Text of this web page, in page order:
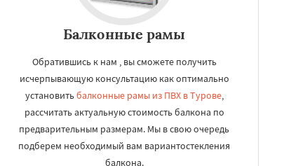
Балконные рамы
Обратившись к нам , вы сможете получить
исчерпывающую консультацию как оптимально
установитьбалконные рамы из ПВХ в Турове,
рассчитать актуальную стоимость балкона по
предварительным размерам. Мы в свою очередь
подберем необходимый вам вариантостекления
балкона.